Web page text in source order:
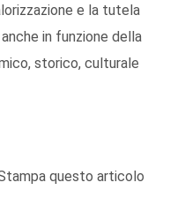
e la tutela
in funzione della
storico, culturale
questo articolo